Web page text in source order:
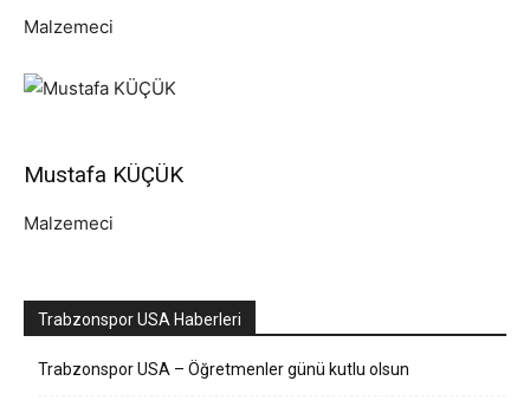
Malzemeci
Mustafa KÜÇÜK
Malzemeci
Trabzonspor USA Haberleri
Trabzonspor USA – Öğretmenler günü kutlu olsun